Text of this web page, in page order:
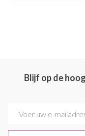
Blijf op de